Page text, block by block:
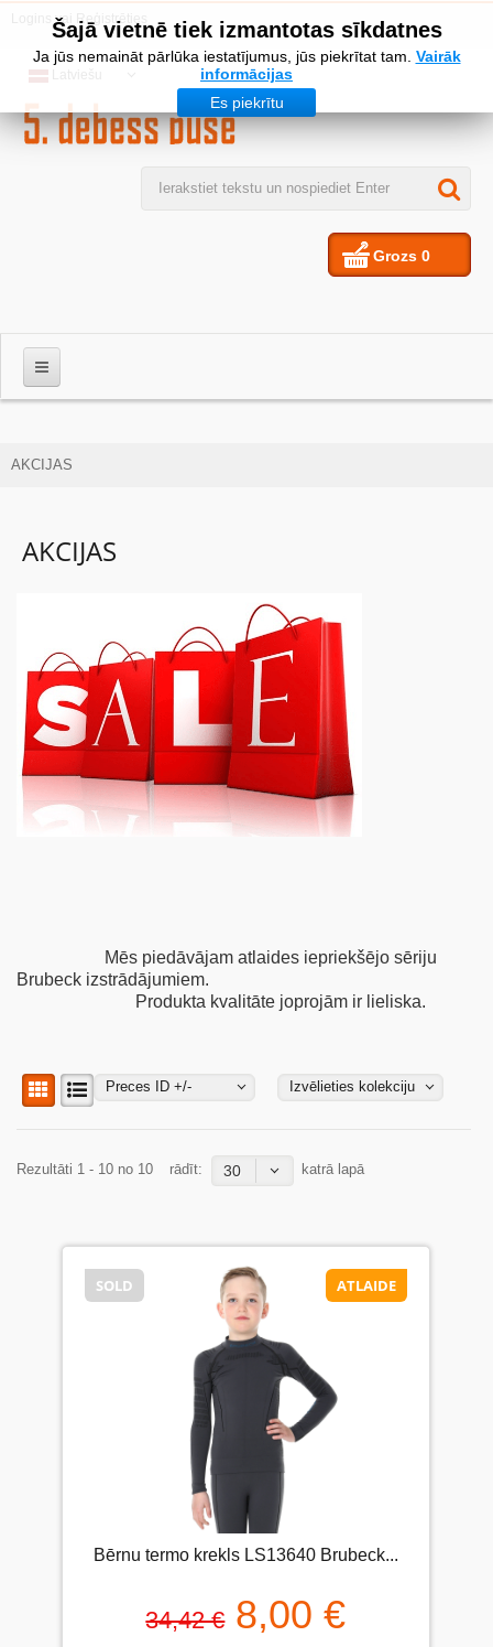
Šajā vietnē tiek izmantotas sīkdatnes
Ja jūs nemaināt pārlūka iestatījumus, jūs piekrītat tam. Vairāk
informācijas
Es piekrītu
vai Reģistrēties
Grozs 0
BĒRNIEM
NODERĪGI
AKCIJAS
AKCIJAS
AKCIJAS
Mēs piedāvājam atlaides iepriekšējo sēriju
Brubeck izstrādājumiem.
Produkta kvalitāte joprojām ir lieliska.
Preces ID +/- Izvēlieties kolekciju
Rezultāti 1 - 10 no 10 rādīt: 30 katrā lapā
SOLD ATLAIDE
Bērnu termo krekls LS13640 Brubeck...
34,42 € 8,00 €